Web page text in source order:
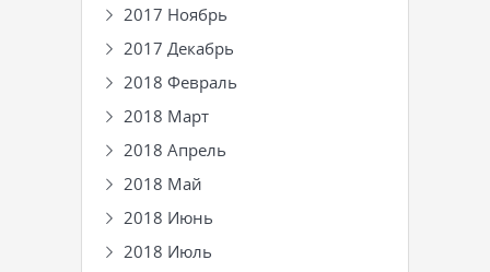
2017 Ноябрь
2017 Декабрь
2018 Февраль
2018 Март
2018 Апрель
2018 Май
2018 Июнь
2018 Июль